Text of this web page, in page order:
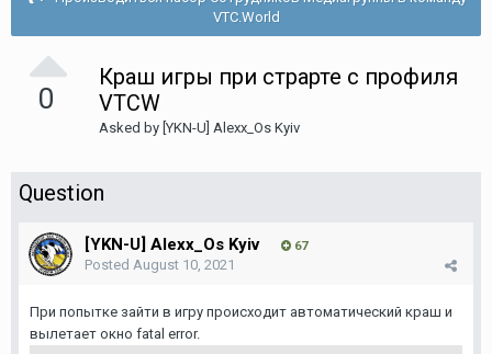
VTC.World
0
Краш игры при страрте с профиля
VTCW
Asked by [YKN-U] Alexx_Os Kyiv
Question
[YKN-U] Alexx_Os Kyiv 67
Posted August 10, 2021
При попытке зайти в игру происходит автоматический краш и
вылетает окно fatal error.